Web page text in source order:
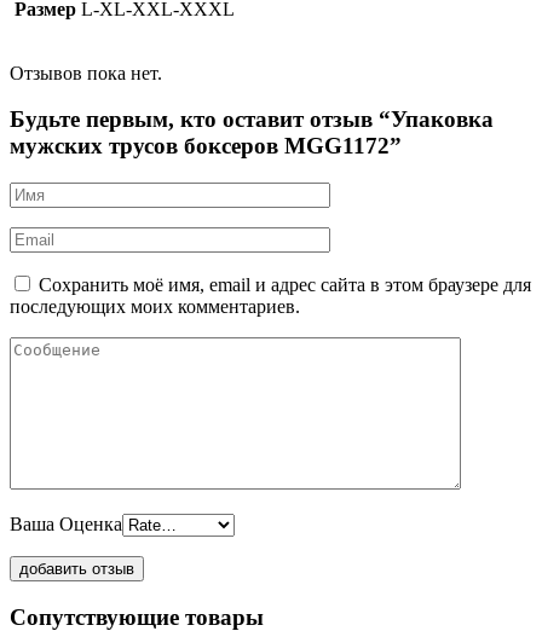
Размер L-XL-XXL-XXXL
Отзывов пока нет.
Будьте первым, кто оставит отзыв “Упаковка
мужских трусов боксеров MGG1172”
Сохранить моё имя, email и адрес сайта в этом браузере для
последующих моих комментариев.
Ваша Оценка
Сопутствующие товары